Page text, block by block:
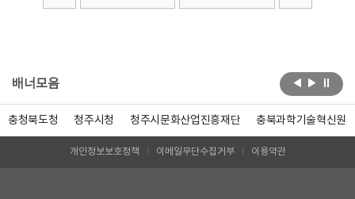
배너모음
충청북도청 청주시청 청주시문화산업진흥재단 충북과학기술혁신원
개인정보보호정책 이메일무단수집거부 이용약관